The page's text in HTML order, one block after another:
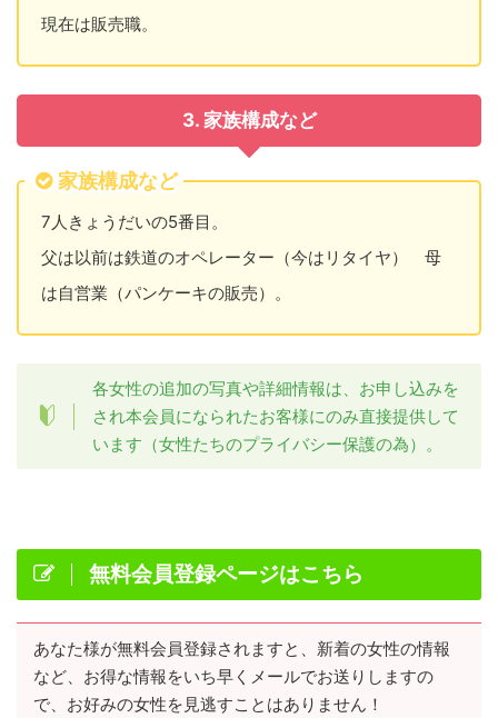
現在は販売職。
3. 家族構成など
家族構成など
7人きょうだいの5番目。
父は以前は鉄道のオペレーター（今はリタイヤ） 母
は自営業（パンケーキの販売）。
各女性の追加の写真や詳細情報は、お申し込みを
され本会員になられたお客様にのみ直接提供して
います（女性たちのプライバシー保護の為）。
無料会員登録ページはこちら
あなた様が無料会員登録されますと、新着の女性の情報
など、お得な情報をいち早くメールでお送りしますの
で、お好みの女性を見逃すことはありません！